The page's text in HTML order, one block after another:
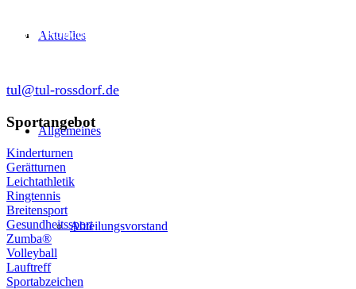
Aktuelles
Allgemeines
Abteilungsvorstand
64380 Roßdorf
tul@tul-rossdorf.de
Sportangebot
Kinderturnen
Gerätturnen
Leichtathletik
Ringtennis
Breitensport
Gesundheitssport
Zumba®
Volleyball
Lauftreff
Sportabzeichen